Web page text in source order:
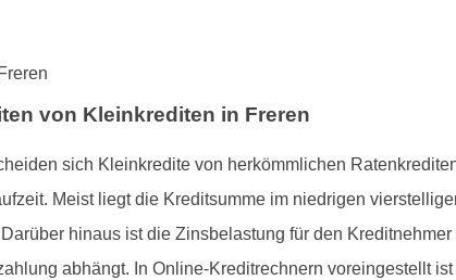
von Kleinkrediten in Freren
sich Kleinkredite von herkömmlichen
Meist liegt die Kreditsumme im niedrigen
hinaus ist die Zinsbelastung für den
abhängt. In Online-Kreditrechnern voreingestellt